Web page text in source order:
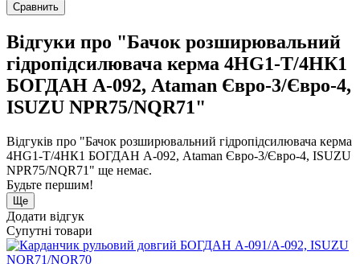
Сравнить
Відгуки про "Бачок розширювальний
гідропідсилювача керма 4HG1-T/4НК1
БОГДАН А-092, Ataman Євро-3/Євро-4,
ISUZU NPR75/NQR71"
Відгуків про "Бачок розширювальний гідропідсилювача керма
4HG1-T/4НК1 БОГДАН А-092, Ataman Євро-3/Євро-4, ISUZU
NPR75/NQR71" ще немає.
Будьте першим!
Ще
Додати відгук
Супутні товари